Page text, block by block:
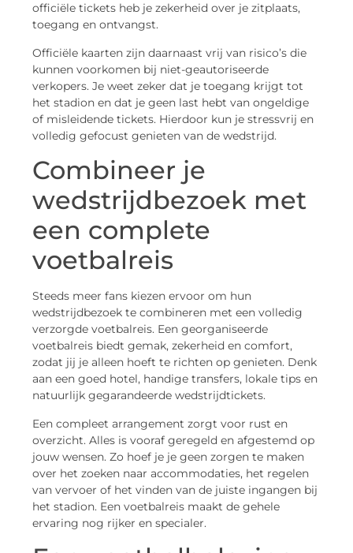
officiële tickets heb je zekerheid over je zitplaats,
toegang en ontvangst.
Officiële kaarten zijn daarnaast vrij van risico’s die
kunnen voorkomen bij niet-geautoriseerde
verkopers. Je weet zeker dat je toegang krijgt tot
het stadion en dat je geen last hebt van ongeldige
of misleidende tickets. Hierdoor kun je stressvrij en
volledig gefocust genieten van de wedstrijd.
Combineer je
wedstrijdbezoek met
een complete
voetbalreis
Steeds meer fans kiezen ervoor om hun
wedstrijdbezoek te combineren met een volledig
verzorgde voetbalreis. Een georganiseerde
voetbalreis biedt gemak, zekerheid en comfort,
zodat jij je alleen hoeft te richten op genieten. Denk
aan een goed hotel, handige transfers, lokale tips en
natuurlijk gegarandeerde wedstrijdtickets.
Een compleet arrangement zorgt voor rust en
overzicht. Alles is vooraf geregeld en afgestemd op
jouw wensen. Zo hoef je je geen zorgen te maken
over het zoeken naar accommodaties, het regelen
van vervoer of het vinden van de juiste ingangen bij
het stadion. Een voetbalreis maakt de gehele
ervaring nog rijker en specialer.